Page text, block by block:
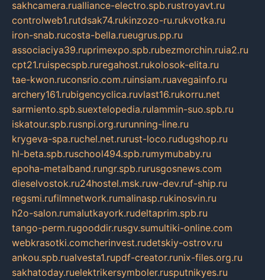
sakhcamera.rualliance-electro.spb.rustroyavt.ru
controlweb1.rutdsak74.rukinzozo-ru.rukvotka.ru
iron-snab.rucosta-bella.rueugrus.pp.ru
associaciya39.ruprimexpo.spb.rubezmorchin.ruia2.ru
cpt21.ruispecspb.ruregahost.rukolosok-elita.ru
tae-kwon.ruconsrio.com.ruinsiam.ruavegainfo.ru
archery161.rubigencyclica.ruvlast16.rukorru.net
sarmiento.spb.suextelopedia.rulammin-suo.spb.ru
iskatour.spb.rusnpi.org.rurunning-line.ru
krygeva-spa.ruchel.net.rurust-loco.rudugshop.ru
hl-beta.spb.ruschool494.spb.rumymubaby.ru
epoha-metalband.rungr.spb.rurusgosnews.com
dieselvostok.ru24hostel.msk.ruw-dev.ruf-ship.ru
regsmi.rufilmnetwork.rumalinasp.rukinosvin.ru
h2o-salon.rumalutkayork.rudeltaprim.spb.ru
tango-perm.rugooddir.rusgv.sumultiki-online.com
webkrasotki.comcherinvest.rudetskiy-ostrov.ru
ankou.spb.rualvesta1.rupdf-creator.runix-files.org.ru
sakhatoday.ruelektrikersymboler.rusputnikyes.ru